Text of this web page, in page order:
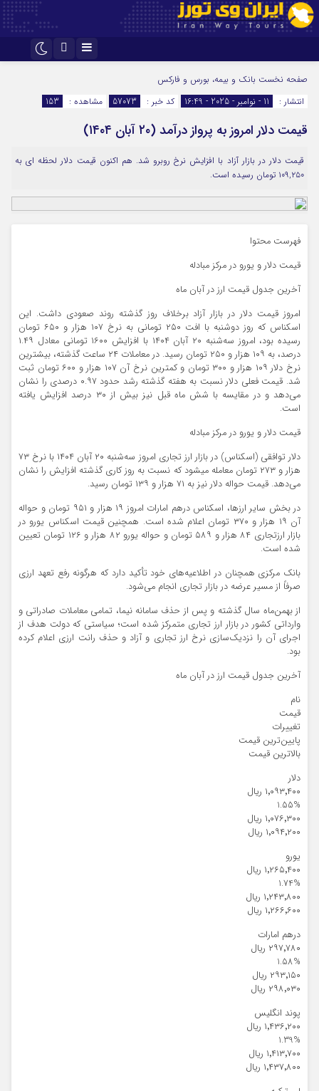
اینستاگرام
صفحه نخست بانک و بیمه، بورس و فارکس
انتشار :
11 - نوامبر - 2025 - 16:49 کد خبر : 57073 مشاهده : 153
قیمت دلار امروز به پرواز درآمد (۲۰ آبان ۱۴۰۴)
قیمت دلار در بازار آزاد با افزایش نرخ روبرو شد. هم اکنون قیمت دلار لحظه ای به
۱۰۹,۲۵۰ تومان رسیده است.
فهرست محتوا
قیمت دلار و یورو در مرکز مبادله
آخرین جدول قیمت ارز در آبان ماه
امروز قیمت دلار در بازار آزاد برخلاف روز گذشته روند صعودی داشت. این
اسکناس که روز دوشنبه با افت ۲۵۰ تومانی به نرخ ۱۰۷ هزار و ۶۵۰ تومان
رسیده بود، امروز سه‌شنبه ۲۰ آبان ۱۴۰۴ با افزایش ۱۶۰۰ تومانی معادل ۱.۴۹
درصد، به ۱۰۹ هزار و ۲۵۰ تومان رسید. در معاملات ۲۴ ساعت گذشته، بیشترین
نرخ دلار ۱۰۹ هزار و ۳۰۰ تومان و کمترین نرخ آن ۱۰۷ هزار و ۶۰۰ تومان ثبت
شد. قیمت فعلی دلار نسبت به هفته گذشته رشد حدود ۰.۹۷ درصدی را نشان
می‌دهد و در مقایسه با شش ماه قبل نیز بیش از ۳۰ درصد افزایش یافته
است.
قیمت دلار و یورو در مرکز مبادله
دلار توافقی (اسکناس) در بازار ارز تجاری امروز سه‌شنبه ۲۰ آبان ۱۴۰۴ با نرخ ۷۳
هزار و ۲۷۳ تومان معامله میشود که نسبت به روز کاری گذشته افزایش را نشان
می‌دهد. قیمت حواله دلار نیز به ۷۱ هزار و ۱۳۹ تومان رسید.
در بخش سایر ارزها، اسکناس درهم امارات امروز ۱۹ هزار و ۹۵۱ تومان و حواله
آن ۱۹ هزار و ۳۷۰ تومان اعلام شده است. همچنین قیمت اسکناس یورو در
بازار ارزتجاری ۸۴ هزار و ۵۸۹ تومان و حواله یورو ۸۲ هزار و ۱۲۶ تومان تعیین
شده است.
بانک مرکزی همچنان در اطلاعیه‌های خود تأکید دارد که هرگونه رفع تعهد ارزی
صرفاً از مسیر عرضه در بازار تجاری انجام می‌شود.
از بهمن‌ماه سال گذشته و پس از حذف سامانه نیما، تمامی معاملات صادراتی و
وارداتی کشور در بازار ارز تجاری متمرکز شده است؛ سیاستی که دولت هدف از
اجرای آن را نزدیک‌سازی نرخ ارز تجاری و آزاد و حذف رانت ارزی اعلام کرده
بود.
آخرین جدول قیمت ارز در آبان ماه
نام
قیمت
تغییرات
پایین‌ترین قیمت
بالاترین قیمت
دلار
۱٬۰۹۳٬۴۰۰ ریال
1.55%
۱٬۰۷۶٬۳۰۰ ریال
۱٬۰۹۴٬۲۰۰ ریال
یورو
۱٬۲۶۵٬۴۰۰ ریال
1.74%
۱٬۲۴۳٬۸۰۰ ریال
۱٬۲۶۶٬۶۰۰ ریال
درهم امارات
۲۹۷٬۷۸۰ ریال
1.58%
۲۹۳٬۱۵۰ ریال
۲۹۸٬۰۳۰ ریال
پوند انگلیس
۱٬۴۳۶٬۲۰۰ ریال
1.39%
۱٬۴۱۳٬۷۰۰ ریال
۱٬۴۳۷٬۸۰۰ ریال